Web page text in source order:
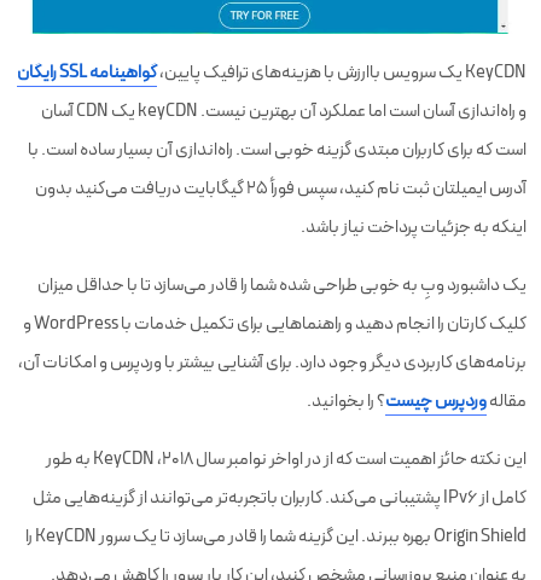
KeyCDN یک سرویس باارزش با هزینه‌های ترافیک پایین،
گواهینامه SSL رایگان
و راه‌اندازی آسان است اما عملکرد آن بهترین نیست. keyCDN یک CDN آسان
است که برای کاربران مبتدی گزینه خوبی است. راه‌اندازی آن بسیار ساده است. با
آدرس ایمیلتان ثبت نام کنید، سپس فورأ 25 گیگابایت دریافت می‌کنید بدون
اینکه به جزئیات پرداخت نیاز باشد.
یک داشبورد وبِ به خوبی طراحی شده شما را قادر می‌سازد تا با حداقل میزان
کلیک کارتان را انجام دهید و راهنماهایی برای تکمیل خدمات با WordPress و
برنامه‌های کاربردی دیگر وجود دارد. برای آشنایی بیشتر با وردپرس و امکانات آن،
مقالهوردپرس چیست؟ را بخوانید.
این نکته حائز اهمیت است که از در اواخر نوامبر سال 2018، KeyCDN به طور
کامل از IPv6 پشتیبانی می‌کند. کاربران باتجربه‌تر می‌توانند از گزینه‌هایی مثل
Origin Shield بهره ببرند. این گزینه شما را قادر می‌سازد تا یک سرور KeyCDN را